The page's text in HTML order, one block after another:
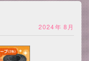
2024年 8月